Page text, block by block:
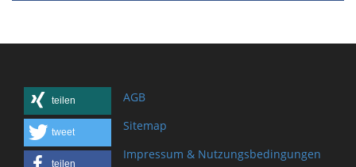
teilen
tweet
teilen
AGB
Sitemap
Impressum & Nutzungsbedingungen